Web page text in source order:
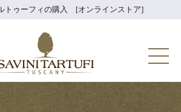
トゥーフィの購入 [オンラインストア]